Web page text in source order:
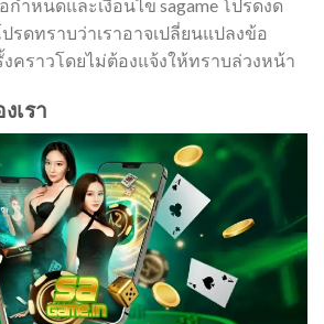
ำหนดและเงื่อนไข sagame โปรดงด
รดทราบว่าเราอาจเปลี่ยนแปลงข้อ
คราวโดยไม่ต้องแจ้งให้ทราบล่วงหน้า
เรา